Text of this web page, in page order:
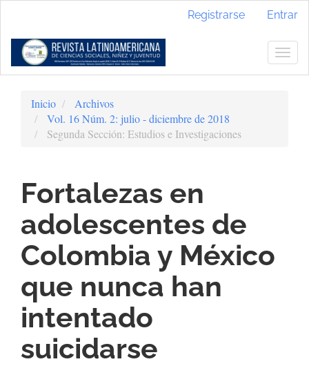
Contenido
principal
Barra
Registrarse Entrar
Inicio
Archivos
Vol. 16 Núm. 2: julio - diciembre de 2018
Segunda Sección: Estudios e Investigaciones
Fortalezas en
adolescentes de
Colombia y México
que nunca han
intentado
suicidarse